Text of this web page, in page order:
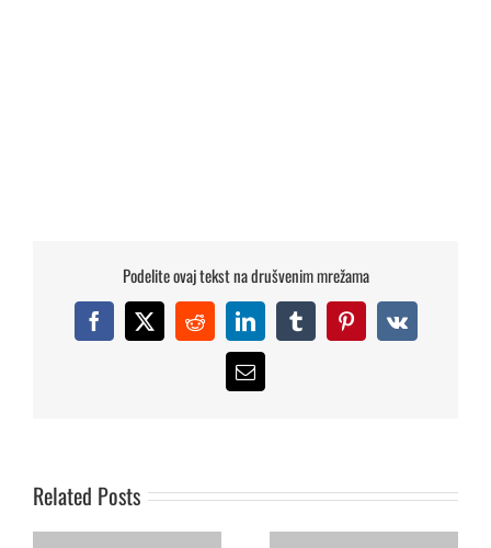
Podelite ovaj tekst na drušvenim mrežama
Facebook
X RedditLinkedInTumblrPinterest
Vk
Email
Related Posts
unutrašnjeg dijaloga